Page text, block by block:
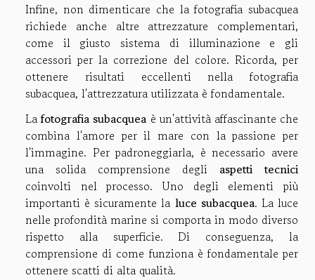
Infine, non dimenticare che la fotografia subacquea
richiede anche altre attrezzature complementari,
come il giusto sistema di illuminazione e gli
accessori per la correzione del colore. Ricorda, per
ottenere risultati eccellenti nella fotografia
subacquea, l'attrezzatura utilizzata è fondamentale.
Lafotografia subacquea è un'attività affascinante che
combina l'amore per il mare con la passione per
l'immagine. Per padroneggiarla, è necessario avere
una solida comprensione degli aspetti tecnici
coinvolti nel processo. Uno degli elementi più
importanti è sicuramente la luce subacquea. La luce
nelle profondità marine si comporta in modo diverso
rispetto alla superficie. Di conseguenza, la
comprensione di come funziona è fondamentale per
ottenere scatti di alta qualità.